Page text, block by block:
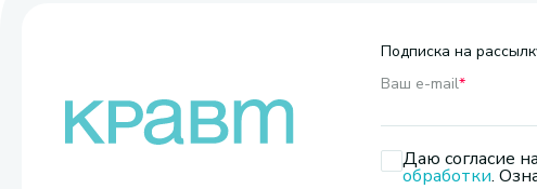
Подписка на
Ваш e-mail*
Даю согласие
обработки.